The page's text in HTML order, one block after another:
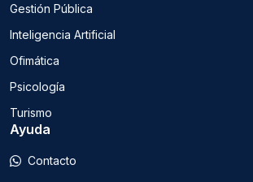
Gestión Pública
Inteligencia Artificial
Ofimática
Psicología
Turismo
Ayuda
Contacto